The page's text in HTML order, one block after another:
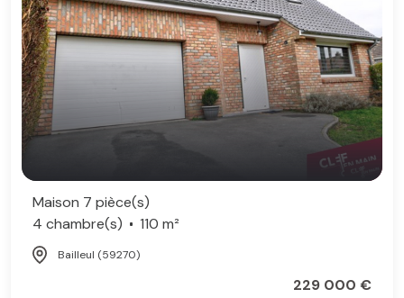
Maison 7 pièce(s)
4 chambre(s)
110 m²
Bailleul (59270)
229 000 €